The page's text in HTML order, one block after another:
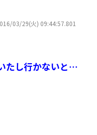
03/29(火) 09:44:57.801
たし行かないと…